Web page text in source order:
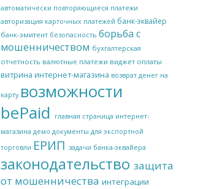
автоматически повторяющиеся платежи
авторизация карточных платежей банк-эквайер
банк-эмитент безопасность борьба с
мошенничеством бухгалтерская
отчетность валютные платежи виджет оплаты
витрина интернет-магазина возврат денег на
карту возможности
bePaid
главная страница интернет-
магазина демо документы для экспортной
торговли ЕРИП задачи банка-эквайера
законодательство защита
от мошенничества интеграции